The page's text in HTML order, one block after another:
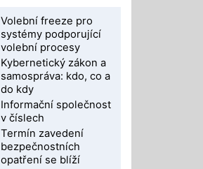
Volební freeze pro
systémy podporující
volební procesy
Kybernetický zákon a
samospráva: kdo, co a
do kdy
Informační společnost
v číslech
Termín zavedení
bezpečnostních
opatření se blíží